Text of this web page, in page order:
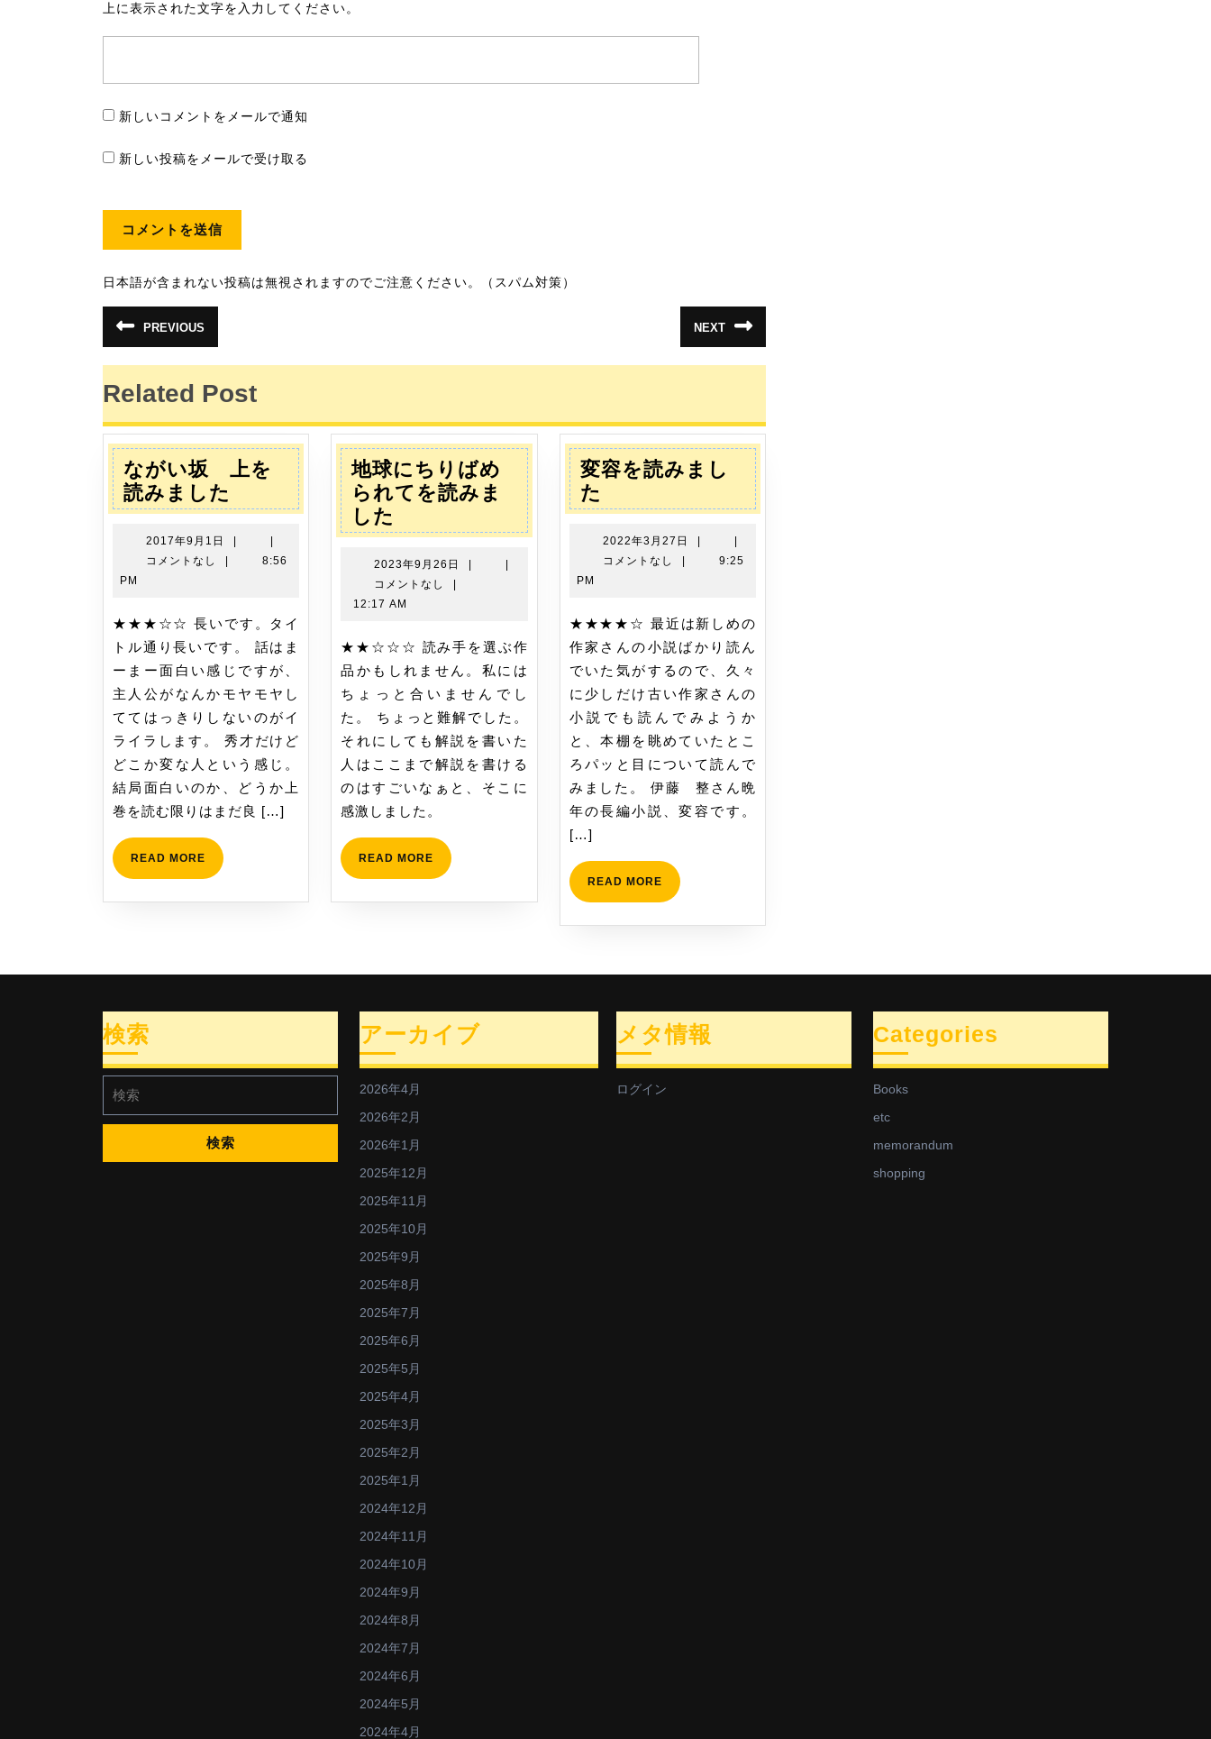
上に表示された文字を入力してください。
新しいコメントをメールで通知
新しい投稿をメールで受け取る
日本語が含まれない投稿は無視されますのでご注意ください。（スパム対策）
投
稿
ナ
ビ
ゲ
ー
PREVIOUS
の
投
NEXT
の
投
Related Post
ながい坂 上を
読みました
が
い
坂
読
み
ま
し
た
2017年9月1日
2017
1
コメントなし
8:56
PM
★★★☆☆ 長いです。タイ
トル通り長いです。 話はま
ーまー面白い感じですが、
主人公がなんかモヤモヤし
ててはっきりしないのがイ
ライラします。 秀才だけど
どこか変な人という感じ。
結局面白いのか、どうか上
巻を読む限りはまだ良 […]
READ MORE READ
MORE
地球にちりばめ
られてを読みま
した
球
に
ち
り
め
ら
れ
て
を
読
み
ま
し
た
2023年9月26日
2023
26
コメントなし
12:17 AM
★★☆☆☆ 読み手を選ぶ作
品かもしれません。私には
ちょっと合いませんでし
た。 ちょっと難解でした。
それにしても解説を書いた
人はここまで解説を書ける
のはすごいなぁと、そこに
感激しました。
READ MORE READ
MORE
変容を読みまし
た
容
を
読
し
た
2022年3月27日
2022
27
日
コメントなし
9:25
PM
★★★★☆ 最近は新しめの
作家さんの小説ばかり読ん
でいた気がするので、久々
に少しだけ古い作家さんの
小説でも読んでみようか
と、本棚を眺めていたとこ
ろパッと目について読んで
みました。 伊藤 整さん晩
年の長編小説、変容です。
[…]
READ MOREREAD
MORE
検索
索:
アーカイブ
2026年4月
2026年2月
2026年1月
2025年12月
2025年11月
2025年10月
2025年9月
2025年8月
2025年7月
2025年6月
2025年5月
2025年4月
2025年3月
2025年2月
2025年1月
2024年12月
2024年11月
2024年10月
2024年9月
2024年8月
2024年7月
2024年6月
2024年5月
2024年4月
メタ情報
ログイン
Categories
Books
etc
memorandum
shopping